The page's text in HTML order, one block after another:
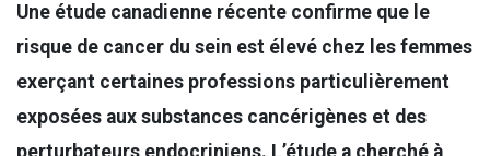
Une étude canadienne récente confirme que le
risque de cancer du sein est élevé chez les femmes
exerçant certaines professions particulièrement
exposées aux substances cancérigènes et des
perturbateurs endocriniens. L’étude a cherché à